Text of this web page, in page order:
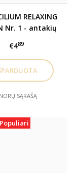
RELAXING
Nr. 1 - antakių
priemonė (I
€489
SĄRAŠĄ
Populiari